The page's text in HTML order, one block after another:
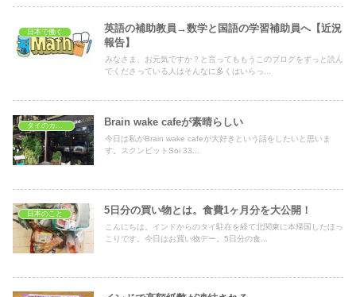
日本で働く
英語の補助教員→数学と国語の学習補助員へ【近況
報告】
みなさま、お元気ですか？と言ってももうこのブログをずっと読ん
でくださっている人はそんなに多くはいらっ...
Brain wake cafeが素晴らしい
今日は私がBrain wake cafeが大好きという話をしたいと思いま
す。スクンビットSoi 33...
日本のこと 5日分の買い物とは。食費1ヶ月分を大公開！
こんにちは。インドからのタイ駐在を経て北関東に本帰国したほっ
こりです。今日はお買い物デー。5日分の食...